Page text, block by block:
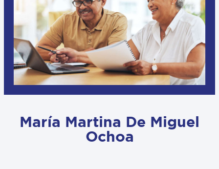
María Martina De Miguel
Ochoa